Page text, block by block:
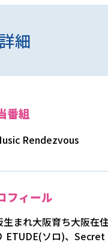
細
番組
Rendezvous
フィール
生まれ大阪育ち大阪在
ETUDE(ソロ)、